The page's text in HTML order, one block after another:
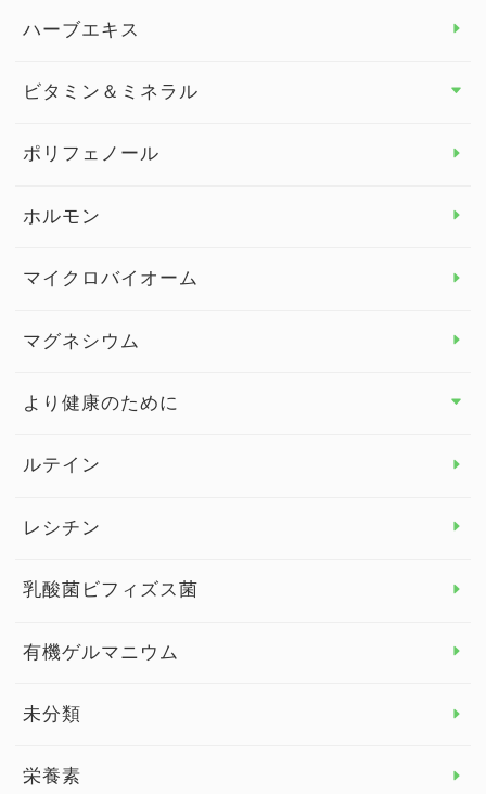
健康セミナー
ダイエット トップ
ハーブエキス
ビタミン＆ミネラル
ビタミン＆ミネラル トップ
ビタミンE
ポリフェノール
ホルモン
マイクロバイオーム
マグネシウム
より健康のために
より健康のために トップ
眼の健康
睡眠
ルテイン
レシチン
乳酸菌ビフィズス菌
有機ゲルマニウム
未分類
栄養素